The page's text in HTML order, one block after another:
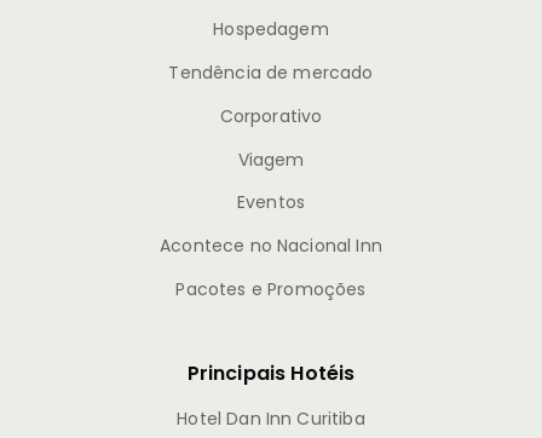
Hospedagem
Tendência de mercado
Corporativo
Viagem
Eventos
Acontece no Nacional Inn
Pacotes e Promoções
Principais Hotéis
Hotel Dan Inn Curitiba